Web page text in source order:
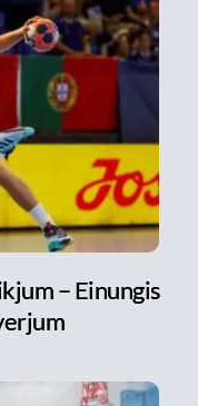
– Einungis